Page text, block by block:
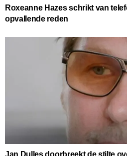
Roxeanne Hazes schrikt van
opvallende reden